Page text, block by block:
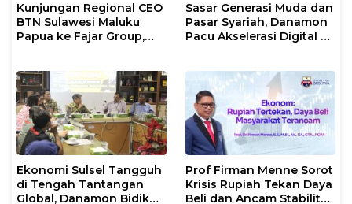
Kunjungan Regional CEO
BTN Sulawesi Maluku
Papua ke Fajar Group,
Dunia
Sasar Generasi Muda dan
Pasar Syariah, Danamon
Pacu Akselerasi Digital di
Ekonomi Sulsel Tangguh
di Tengah Tantangan
Global, Danamon Bidik
Prof Firman Menne Sorot
Krisis Rupiah Tekan Daya
Beli dan Ancam Stabilitas